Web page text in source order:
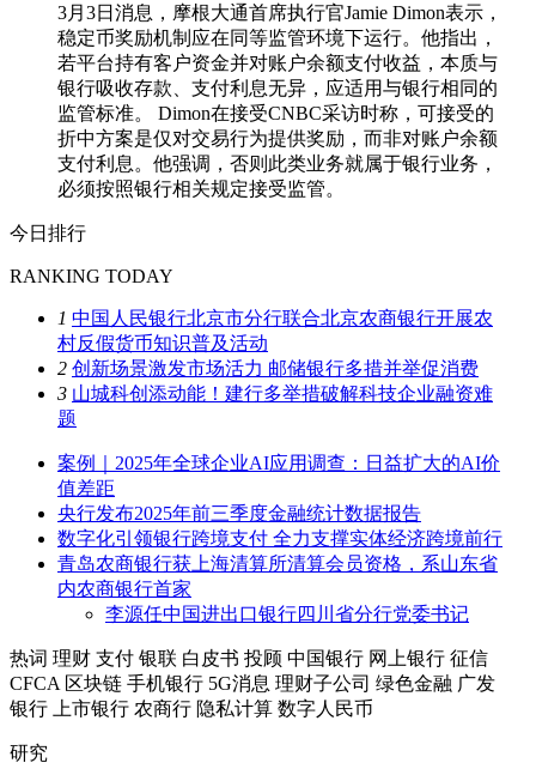
3月3日消息，摩根大通首席执行官Jamie Dimon表示，
稳定币奖励机制应在同等监管环境下运行。他指出，
若平台持有客户资金并对账户余额支付收益，本质与
银行吸收存款、支付利息无异，应适用与银行相同的
监管标准。 Dimon在接受CNBC采访时称，可接受的
折中方案是仅对交易行为提供奖励，而非对账户余额
支付利息。他强调，否则此类业务就属于银行业务，
必须按照银行相关规定接受监管。
今日排行
RANKING TODAY
1 中国人民银行北京市分行联合北京农商银行开展农
村反假货币知识普及活动
2 创新场景激发市场活力 邮储银行多措并举促消费
3 山城科创添动能！建行多举措破解科技企业融资难
题
案例｜2025年全球企业AI应用调查：日益扩大的AI价
值差距
央行发布2025年前三季度金融统计数据报告
数字化引领银行跨境支付 全力支撑实体经济跨境前行
青岛农商银行获上海清算所清算会员资格，系山东省
内农商银行首家
李源任中国进出口银行四川省分行党委书记
热词 理财 支付 银联 白皮书 投顾 中国银行 网上银行 征信
CFCA 区块链 手机银行 5G消息 理财子公司 绿色金融 广发
银行
上市银行 农商行 隐私计算 数字人民币
研究